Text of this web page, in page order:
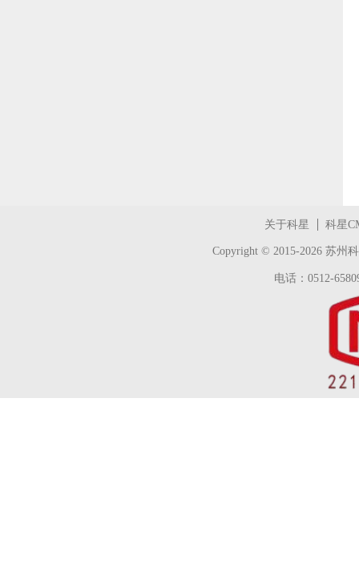
关于科星 科星
Copyright © 2015-2026 苏州
电话：0512-